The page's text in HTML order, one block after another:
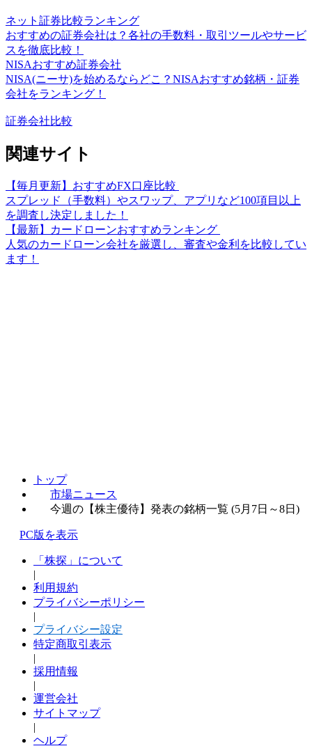
ネット証券比較ランキング
おすすめの証券会社は？各社の手数料・取引ツールやサービ
スを徹底比較！
NISAおすすめ証券会社
NISA(ニーサ)を始めるならどこ？NISAおすすめ銘柄・証券
会社をランキング！
証券会社比較
関連サイト
【毎月更新】おすすめFX口座比較
スプレッド（手数料）やスワップ、アプリなど100項目以上
を調査し決定しました！
【最新】カードローンおすすめランキング
人気のカードローン会社を厳選し、審査や金利を比較してい
ます！
トップ
市場ニュース
今週の【株主優待】発表の銘柄一覧 (5月7日～8日)
PC版を表示
「株探」について
|
利用規約
プライバシーポリシー
|
プライバシー設定
特定商取引表示
|
採用情報
|
運営会社
サイトマップ
|
ヘルプ